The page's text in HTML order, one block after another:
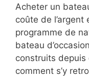
Acheter un
coûte de
programme de
bateau
construits depuis
comment s’y